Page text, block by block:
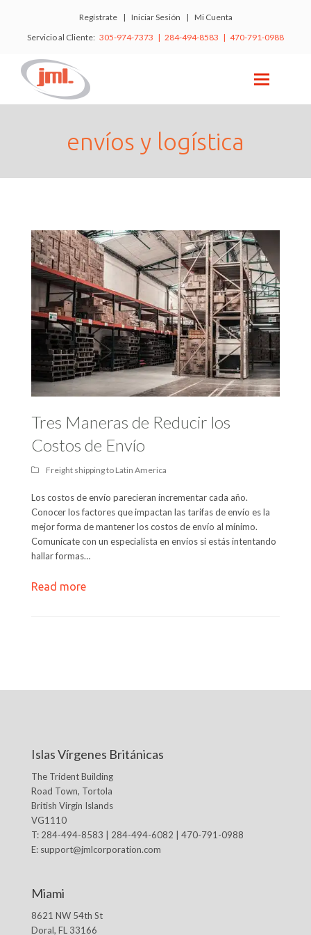
Regístrate| Iniciar Sesión | Mi Cuenta
Servicio al Cliente: 305-974-7373 | 284-494-8583 | 470-791-0988
envíos y logística
Tres Maneras de Reducir los
Costos de Envío
Freight shipping to Latin America
Los costos de envío parecieran incrementar cada año.
Conocer los factores que impactan las tarifas de envío es la
mejor forma de mantener los costos de envío al mínimo.
Comunícate con un especialista en envíos si estás intentando
hallar formas…
Read more
Islas Vírgenes Británicas
The Trident Building
Road Town, Tortola
British Virgin Islands
VG1110
T: 284-494-8583 | 284-494-6082 | 470-791-0988
E: support@jmlcorporation.com
Miami
8621 NW 54th St
Doral, FL 33166